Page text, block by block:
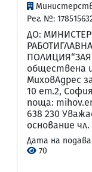
Рег. №:
ДО:
обществена
МиховАдрес
10 ет.2,
поща:
638 230
основание чл.
Дата на
70